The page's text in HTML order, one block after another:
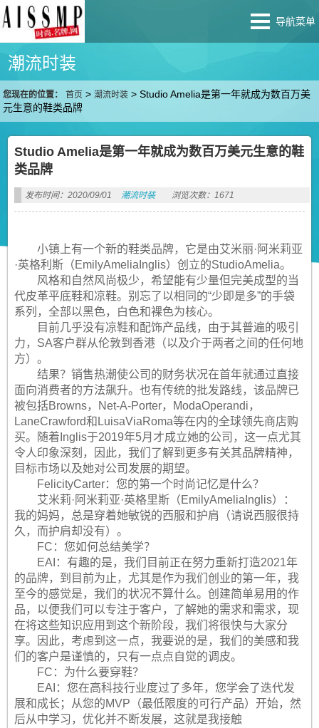
导航菜单
潮流时装
您现在的位置： 首页 >潮流时装 >Studio Amelia是第一年就成为数百万美
元生意的鞋类品牌
Studio Amelia是第一年就成为数百万美元生意的鞋
类品牌
发布时间：2020/09/01 潮流时装 浏览次数：1671
小镇上有一个新的鞋类品牌，它是由艾米丽·阿米莉亚
·英格利斯（EmilyAmeliaInglis）创立的StudioAmelia。
风格和自然风尚极少，希望能有少量但完美成型的当
代皮革平底鞋和凉鞋。别忘了以相同的“少即是多”的手袋
系列，全部以黑色，白色和裸色为核心。
目前几乎没有凉鞋和配饰产品线，由于其普遍的吸引
力，SA客户群从伦敦到香港（以及介于两者之间的任何地
方）。
结果？销售热潮使公司的财务状况在首年就通过直接
面向消费者的方法飙升。也有传统的批发路线，该品牌已
被包括Browns，Net-A-Porter，ModaOperandi，
LaneCrawford和LuisaViaRoma等在内的全球领先商店购
买。随着Inglis于2019年5月才成立她的公司，这一点尤其
令人印象深刻，因此，我们了解到更多有关其品牌精神，
目标市场以及她对公司发展的期望。
FelicityCarter：您的第一个时尚记忆是什么？
艾米莉·阿米莉亚·英格里斯（EmilyAmeliaInglis）：
我的妈妈，总是穿着她敏锐的西服和护肩（请说西服很持
久，而护肩却没有）。
FC：您如何总结美学？
EAI：有趣的是，我们目前正在努力重新打造2021年
的品牌，到目前为止，尤其是作为我们创业的第一年，我
至今的感觉是，我们的状况不算什么。创建简单易用的作
品，以便我们可以专注于客户，了解她的需求和需求，现
在将这些知识应用到这个新阶段，我们将很快与大家分
享。因此，考虑到这一点，我要说的是，我们的美感和我
们的客户是谨慎的，只有一点点自觉的调皮。
FC：为什么要穿鞋？
EAI：您在高科技行业度过了多年，您学会了迭代发
展和成长；从您的MVP（最低限度的可行产品）开始，然
后从中学习，优化并不断发展，这就是我接触